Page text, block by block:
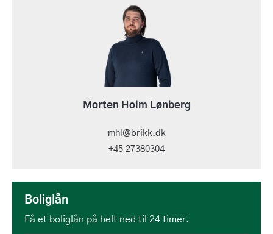
Morten Holm Lønberg
mhl@brikk.dk
+45 27380304
Boliglån
Få et boliglån på helt ned til 24 timer.